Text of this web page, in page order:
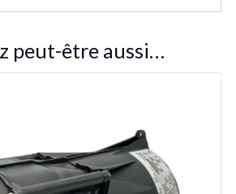
peut-être aussi…